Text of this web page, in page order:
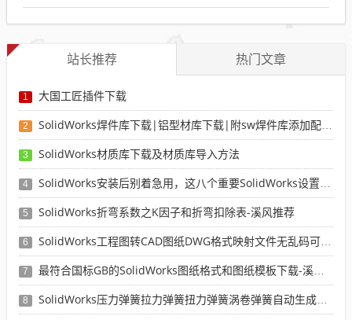
站长推荐 热门文章
1 大国工匠插件下载
2 SolidWorks焊件库下载|铝型材库下载|附sw焊件库添加配置使用教程
3 SolidWorks材质库下载及材质库导入方法
4 SolidWorks安装后别着急用，这八个重要SolidWorks设置可以提高你的画图效率
5 SolidWorks折弯系数之K因子和折弯扣除表-溪风推荐
6 SolidWorks工程图转CAD图纸DWG格式映射文件无乱码可分层-溪风亲测推荐
7 最符合国标GB的SolidWorks图纸格式和图纸模板下载-溪风专用版
8 SolidWorks压力弹簧拉力弹簧扭力弹簧涡卷弹簧自动生成宏程序下载